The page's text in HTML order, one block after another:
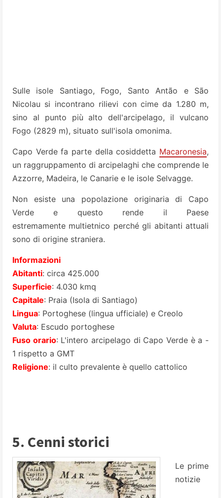
Sulle isole Santiago, Fogo, Santo Antão e São
Nicolau si incontrano rilievi con cime da 1.280 m,
sino al punto più alto dell'arcipelago, il vulcano
Fogo (2829 m), situato sull'isola omonima.
Capo Verde fa parte della cosiddetta Macaronesia,
un raggruppamento di arcipelaghi che comprende le
Azzorre, Madeira, le Canarie e le isole Selvagge.
Non esiste una popolazione originaria di Capo
Verde e questo rende il Paese
estremamente multietnico perché gli abitanti attuali
sono di origine straniera.
Informazioni
Abitanti: circa 425.000
Superficie: 4.030 kmq
Capitale: Praia (Isola di Santiago)
Lingua: Portoghese (lingua ufficiale) e Creolo
Valuta: Escudo portoghese
Fuso orario: L'intero arcipelago di Capo Verde è a -
1 rispetto a GMT
Religione: il culto prevalente è quello cattolico
5. Cenni storici
Le prime
notizie